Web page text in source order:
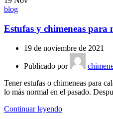
blog
Estufas y chimeneas para
19 de noviembre de 2021
Publicado por
Tener estufas o chimeneas para
lo más normal en el pasado.
Continuar leyendo